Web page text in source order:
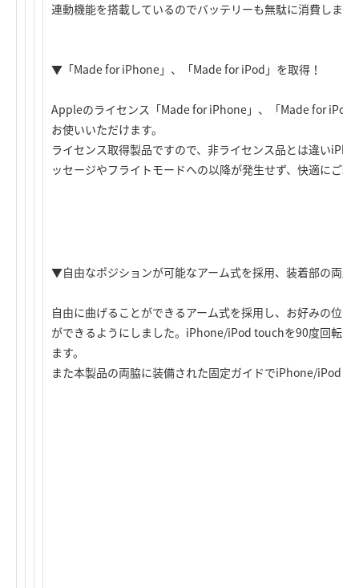
連動機能を搭載しているのでバッテリーも無駄に消費しませ
▼「Made for iPhone」、「Made for iPod」を取得！
Appleのライセンス「Made for iPhone」、「Made for iPod
お使いいただけます。
ライセンス取得製品ですので、非ライセンス品とは違い
ッセージやフライトモードへの以降が発生せず、快適にご利
▼自由なポジションが可能なアーム式を採用、装着部の両脇
自由に曲げることができるアーム式を採用し、お好みの位
ができるようにしました。iPhone/iPod touchを90度回転さ
ます。
また本製品の両脇に装備された固定ガイドでiPhone/iPod